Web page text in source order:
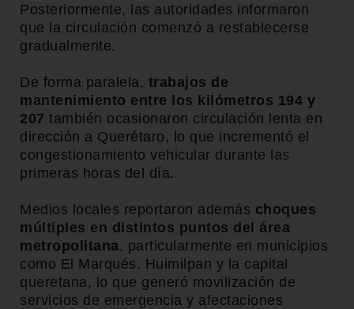
Posteriormente, las autoridades informaron
que la circulación comenzó a restablecerse
gradualmente.
De forma paralela, trabajos de
mantenimiento entre los kilómetros 194 y
207 también ocasionaron circulación lenta en
dirección a Querétaro, lo que incrementó el
congestionamiento vehicular durante las
primeras horas del día.
Medios locales reportaron además choques
múltiples en distintos puntos del área
metropolitana, particularmente en municipios
como El Marqués, Huimilpan y la capital
queretana, lo que generó movilización de
servicios de emergencia y afectaciones